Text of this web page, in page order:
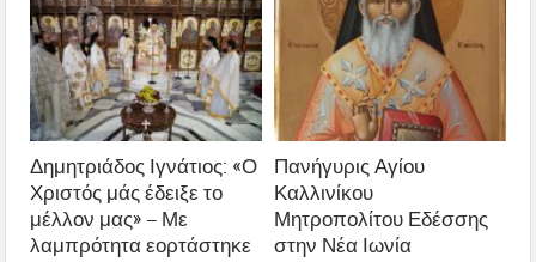
Δημητριάδος Ιγνάτιος: «Ο
Χριστός μάς έδειξε το
μέλλον μας» – Με
λαμπρότητα εορτάστηκε
Πανήγυρις Αγίου
Καλλινίκου
Μητροπολίτου Εδέσσης
στην Νέα Ιωνία